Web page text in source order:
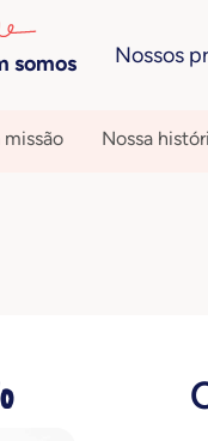
somos Nossos
missão Nossa